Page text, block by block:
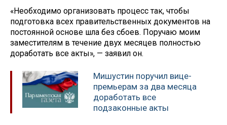
«Необходимо организовать процесс так, чтобы
подготовка всех правительственных документов на
постоянной основе шла без сбоев. Поручаю моим
заместителям в течение двух месяцев полностью
доработать все акты», — заявил он.
Мишустин поручил вице-
премьерам за два месяца
доработать все
подзаконные акты